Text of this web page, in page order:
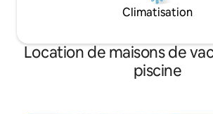
Climatisation
Location de maisons de
piscine